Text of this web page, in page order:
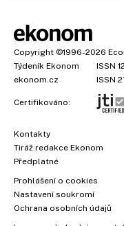
Copyright ©1996-2026
Týdeník Ekonom
ISSN
ekonom.cz
ISSN
Certifikováno:
Kontakty
Tiráž redakce Ekonom
Předplatné
Prohlášení o cookies
Nastavení soukromí
Ochrana osobních údajů